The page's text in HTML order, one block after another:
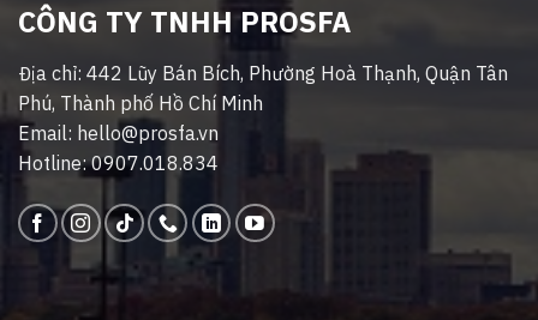
CÔNG TY TNHH PROSFA
Địa chỉ: 442 Lũy Bán Bích, Phường Hoà Thạnh, Quận Tân
Phú, Thành phố Hồ Chí Minh
Email: hello@prosfa.vn
Hotline: 0907.018.834